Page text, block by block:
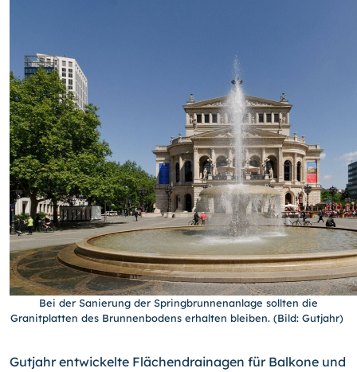
Bei der Sanierung der Springbrunnenanlage sollten die
Granitplatten des Brunnenbodens erhalten bleiben. (Bild: Gutjahr)
Gutjahr entwickelte Flächendrainagen für Balkone und